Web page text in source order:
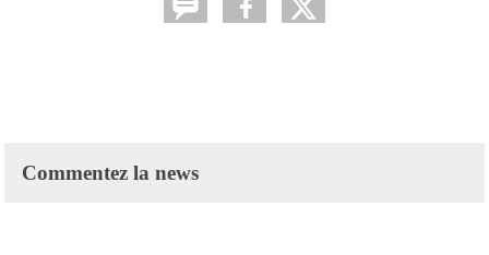
Commentez la news